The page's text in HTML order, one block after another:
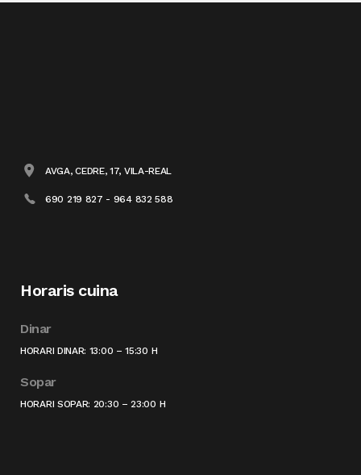
AVGA, CEDRE, 17, VILA-REAL
690 219 827 - 964 832 588
Horaris cuina
Dinar
HORARI DINAR: 13:00 – 15:30 H
Sopar
HORARI SOPAR: 20:30 – 23:00 H